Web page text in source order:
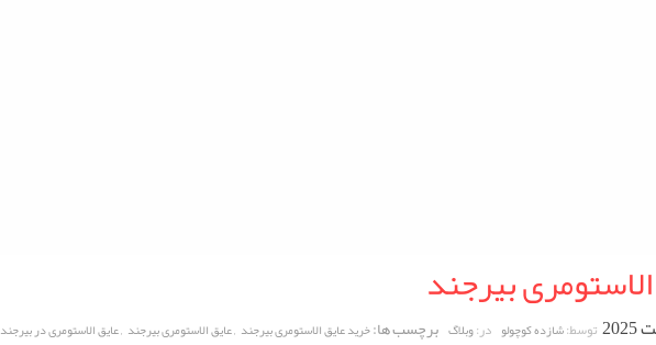
بیرجند
توسط:شازده کوچولو در:وبلاگ برچسب ها:خرید عایق الاستومری بیرجند ,عایق الاستومری بیرجند ,عایق الاستومری در بیرجند